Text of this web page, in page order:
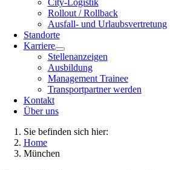
City-Logistik
Rollout / Rollback
Ausfall- und Urlaubsvertretung
Standorte
Karriere
Stellenanzeigen
Ausbildung
Management Trainee
Transportpartner werden
Kontakt
Über uns
Sie befinden sich hier:
Home
München